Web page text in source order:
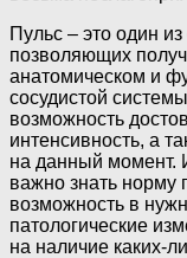
Пульс – это один
позволяющих
анатомическом и
сосудистой
возможность
интенсивность, а
на данный момент.
важно знать норму
возможность в
патологические
на наличие каких-